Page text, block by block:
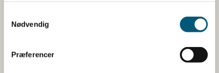
Nødvendig
Præferencer
indeholder, og i hvilke mængder:
Andre stoffer end vitaminer og